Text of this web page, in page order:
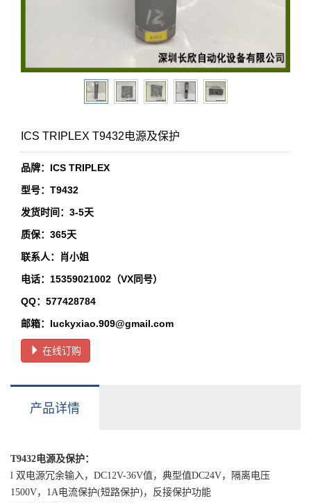
ICS TRIPLEX T9432电源及保护
品牌：ICS TRIPLEX
型号：T9432
发货时间：3-5天
质保：365天
联系人：肖小姐
电话：15359021002（VX同号）
QQ：577428784
邮箱：luckyxiao.909@gmail.com
在线订购
产品详情
T9432电源及保护：
l 双电源冗余输入，DC12V-36V值，典型值DC24V，隔离电压
1500V，1A电流保护(短路保护)，反接保护功能